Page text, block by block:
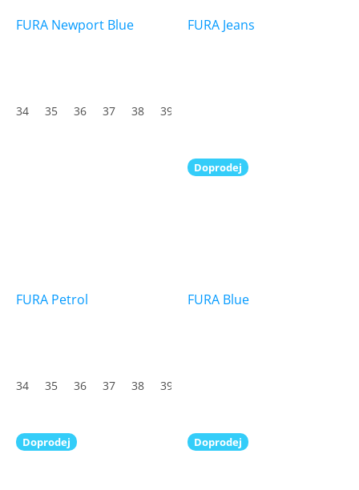
FURA Newport Blue
34 35 36 37 38 39
FURA Jeans
FURA Petrol
34 35 36 37 38 39
Doprodej
FURA Blue
Doprodej Doprodej